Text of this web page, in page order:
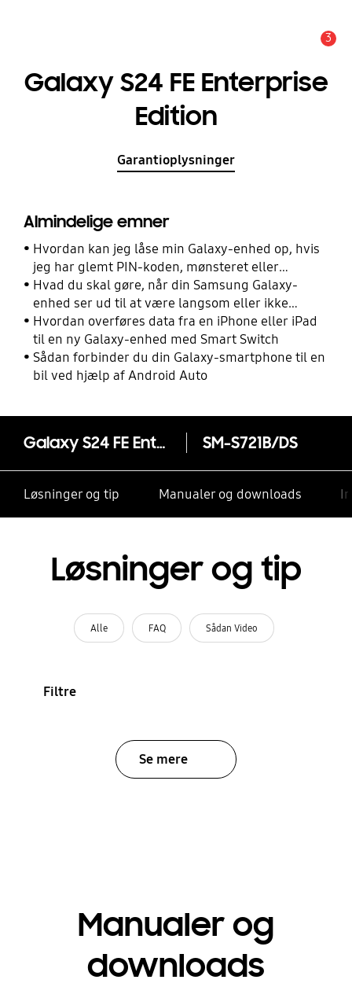
3
Galaxy S24 FE Enterprise
Edition
Garantioplysninger
Almindelige emner
Hvordan kan jeg låse min Galaxy-enhed op, hvis
jeg har glemt PIN-koden, mønsteret eller
adgangskoden?
Hvad du skal gøre, når din Samsung Galaxy-
enhed ser ud til at være langsom eller ikke
reagerer
Hvordan overføres data fra en iPhone eller iPad
til en ny Galaxy-enhed med Smart Switch
Sådan forbinder du din Galaxy-smartphone til en
bil ved hjælp af Android Auto
Galaxy S24 FE Enterprise Edition SM-S721B/DS
Løsninger og tip Manualer og downloads
Løsninger og tip
Alle FAQ Sådan Video
Filtre
Se mere
Manualer og
downloads